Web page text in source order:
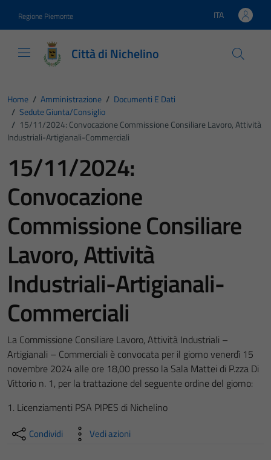
Regione Piemonte Lingua attiva:
ITA
Città di Nichelino
Home / Amministrazione / Documenti E Dati
/ Sedute Giunta/consiglio
/ 15/11/2024: Convocazione Commissione Consiliare Lavoro, Attività
Industriali-Artigianali-Commerciali
15/11/2024:
Convocazione
Commissione Consiliare
Lavoro, Attività
Industriali-Artigianali-
Commerciali
La Commissione Consiliare Lavoro, Attività Industriali –
Artigianali – Commerciali è convocata per il giorno venerdì 15
novembre 2024 alle ore 18,00 presso la Sala Mattei di P.zza Di
Vittorio n. 1, per la trattazione del seguente ordine del giorno:
1. Licenziamenti PSA PIPES di Nichelino
Condividi Vedi azioni